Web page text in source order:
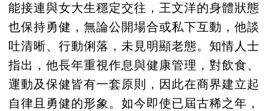
能接連與女大生穩定交往，王文洋的身體狀態
也保持勇健，無論公開場合或私下互動，他談
吐清晰、行動俐落，未見明顯老態。知情人士
指出，他長年重視作息與健康管理，對飲食、
運動及保健皆有一套原則，因此在商界建立起
自律且勇健的形象。如今即使已屆古稀之年，